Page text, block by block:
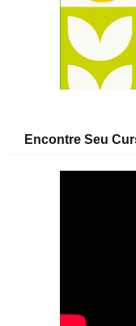
Encontre Seu